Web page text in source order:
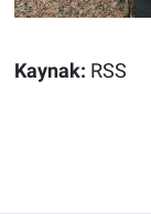
Kaynak: RSS